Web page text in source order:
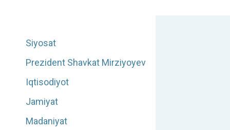
Siyosat
Prezident Shavkat Mirziyoyev
Iqtisodiyot
Jamiyat
Madaniyat